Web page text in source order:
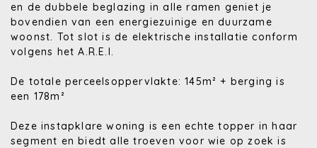
en de dubbele beglazing in alle ramen geniet je
bovendien van een energiezuinige en duurzame
woonst. Tot slot is de elektrische installatie conform
volgens het A.R.E.I.
De totale perceelsoppervlakte: 145m² + berging is
een 178m²
Deze instapklare woning is een echte topper in haar
segment en biedt alle troeven voor wie op zoek is